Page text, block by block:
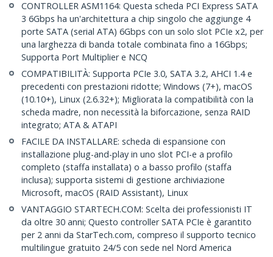
CONTROLLER ASM1164: Questa scheda PCI Express SATA
3 6Gbps ha un'architettura a chip singolo che aggiunge 4
porte SATA (serial ATA) 6Gbps con un solo slot PCIe x2, per
una larghezza di banda totale combinata fino a 16Gbps;
Supporta Port Multiplier e NCQ
COMPATIBILITÀ: Supporta PCIe 3.0, SATA 3.2, AHCI 1.4 e
precedenti con prestazioni ridotte; Windows (7+), macOS
(10.10+), Linux (2.6.32+); Migliorata la compatibilità con la
scheda madre, non necessità la biforcazione, senza RAID
integrato; ATA & ATAPI
FACILE DA INSTALLARE: scheda di espansione con
installazione plug-and-play in uno slot PCI-e a profilo
completo (staffa installata) o a basso profilo (staffa
inclusa); supporta sistemi di gestione archiviazione
Microsoft, macOS (RAID Assistant), Linux
VANTAGGIO STARTECH.COM: Scelta dei professionisti IT
da oltre 30 anni; Questo controller SATA PCIe è garantito
per 2 anni da StarTech.com, compreso il supporto tecnico
multilingue gratuito 24/5 con sede nel Nord America